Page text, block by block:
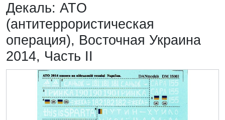
Декаль: ATO
(антитеррористическая
операция), Восточная Украина
2014, Часть II